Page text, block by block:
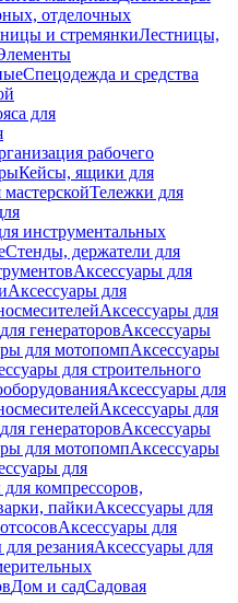
отделочных
и стремянкиЛестницы,
Спецодежда и средства
для
рабочего
Кейсы, ящики для
Тележки для
инструментальных
Стенды, держатели для
Аксессуары для
Аксессуары для
Аксессуары для
генераторовАксессуары
для мотопомпАксессуары
для строительного
Аксессуары для
Аксессуары для
генераторовАксессуары
для мотопомпАксессуары
для
компрессоров,
пайкиАксессуары для
Аксессуары для
резанияАксессуары для
Дом и садСадовая